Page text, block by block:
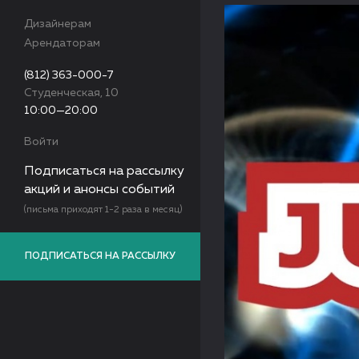
Дизайнерам
Арендаторам
(812) 363-000-7
Студенческая, 10
10:00—20:00
Войти
Подписаться на рассылку
акций и анонсы событий
(письма приходят 1-2 раза в месяц)
ПОДПИСАТЬСЯ НА РАССЫЛКУ